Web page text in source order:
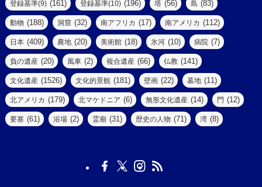
(7)
(6)
(3)
(3)
(6)
(8)
(2)
(17)
(8)
(73)
(11)
(18)
(2)
(2)
(10)
(1)
(1)
(3)
登録基準(9) (161) 登録基準(10) (196) 塔 (56) 島 (83)
動物 (188) 洞窟 (32) 南アフリカ (17) 南アメリカ (112)
日本 (409) 農地 (20) 美術館 (18) 氷河 (10) 病院 (7)
負の遺産 (20) 風車 (2) 複合遺産 (66) 仏教 (141)
文化遺産 (1526) 文化的景観 (181) 壁画 (22) 墓地 (11)
北アメリカ (179) 北マケドニア (6) 無形文化遺産 (14) 門 (12)
要塞 (61) 浴場 (2) 霊廟 (31) 歴史の人物 (71) 湾 (8)